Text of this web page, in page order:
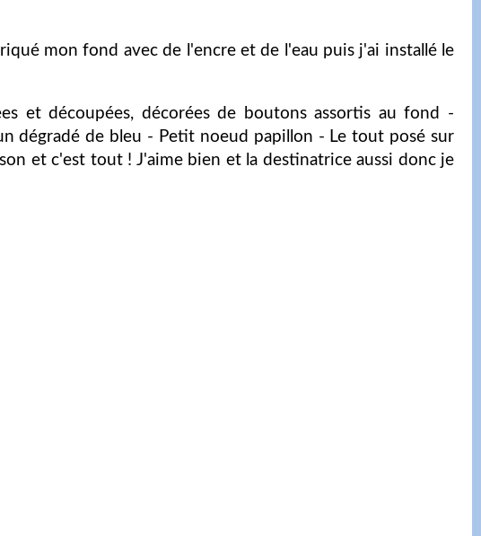
mon fond avec de l'encre et de l'eau puis j'ai installé le
et découpées, décorées de boutons assortis au fond -
dégradé de bleu - Petit noeud papillon - Le tout posé sur
et c'est tout ! J'aime bien et la destinatrice aussi donc je